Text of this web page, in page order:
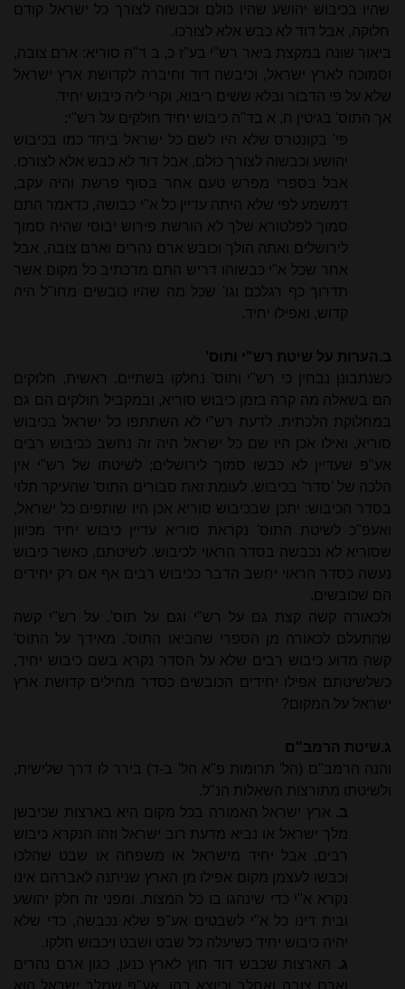
שהיו בכיבוש יהושע שהיו כולם וכבשוה לצורך כל ישראל קודם
חלוקה, אבל דוד לא כבש אלא לצורכו.
ביאור שונה במקצת ביאר רש"י בע"ז כ, ב ד"ה סוריא: ארם צובה,
וסמוכה לארץ ישראל, וכיבשה דוד וחיברה לקדושת ארץ ישראל
שלא על פי הדבור ובלא ששים ריבוא, וקרי ליה כיבוש יחיד.
אך התוס' בגיטין ח, א בד"ה כיבוש יחיד חולקים על רש"י:
פי' בקונטרס שלא היו לשם כל ישראל ביחד כמו בכיבוש
יהושע וכבשוה לצורך כולם, אבל דוד לא כבש אלא לצורכו.
אבל בספרי מפרש טעם אחר בסוף פרשת והיה עקב,
דמשמע לפי שלא היתה עדיין כל א"י כבושה, כדאמר התם
סמוך לפלטורא שלך לא הורשת פירוש יבוסי שהיה סמוך
לירושלים ואתה הולך וכובש ארם נהרים וארם צובה, אבל
אחר שכל א"י כבשוהו דריש התם מדכתיב כל מקום אשר
תדרוך כף רגלכם וגו' שכל מה שהיו כובשים מחו"ל היה
קדוש, ואפילו יחיד.
ב.הערות על שיטת רש"י ותוס'
כשנתבונן נבחין כי רש"י ותוס' נחלקו בשתיים. ראשית, חלוקים
הם בשאלה מה קרה בזמן כיבוש סוריא, ובמקביל חולקים הם גם
במחלוקת הלכתית. לדעת רש"י לא השתתפו כל ישראל בכיבוש
סוריא, ואילו אכן היו שם כל ישראל היה זה נחשב ככיבוש רבים
אע"פ שעדיין לא כבשו סמוך לירושלים; לשיטתו של רש"י אין
הלכה של 'סדר' בכיבוש. לעומת זאת סבורים התוס' שהעיקר תלוי
בסדר הכיבוש: יתכן שבכיבוש סוריא אכן היו שותפים כל ישראל,
ואעפ"כ לשיטת התוס' נקראת סוריא עדיין כיבוש יחיד מכיוון
שסוריא לא נכבשה בסדר הראוי לכיבוש. לשיטתם, כאשר כיבוש
נעשה כסדר הראוי יחשב הדבר ככיבוש רבים אף אם רק יחידים
הם שכובשים.
ולכאורה קשה קצת גם על רש"י וגם על תוס'. על רש"י קשה
שהתעלם לכאורה מן הספרי שהביאו התוס'. מאידך על התוס'
קשה מדוע כיבוש רבים שלא על הסדר נקרא בשם כיבוש יחיד,
כשלשיטתם אפילו יחידים הכובשים כסדר מחילים קדושת ארץ
ישראל על המקום?
ג.שיטת הרמב"ם
והנה הרמב"ם (הל' תרומות פ"א הל' ב-ד) בירר לו דרך שלישית,
ולשיטתו מתורצות השאלות הנ"ל.
ב. ארץ ישראל האמורה בכל מקום היא בארצות שכיבשן
מלך ישראל או נביא מדעת רוב ישראל וזהו הנקרא כיבוש
רבים, אבל יחיד מישראל או משפחה או שבט שהלכו
וכבשו לעצמן מקום אפילו מן הארץ שניתנה לאברהם אינו
נקרא א"י כדי שינהגו בו כל המצות. ומפני זה חלק יהושע
ובית דינו כל א"י לשבטים אע"פ שלא נכבשה, כדי שלא
יהיה כיבוש יחיד כשיעלה כל שבט ושבט ויכבוש חלקו.
ג. הארצות שכבש דוד חוץ לארץ כנען, כגון ארם נהרים
וארם צובה ואחלב וכיוצא בהן, אע"פ שמלך ישראל הוא